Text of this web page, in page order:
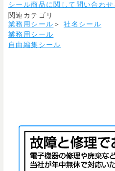
シール商品に関して問い合わ
関連カテゴリ
業務用シール ＞
社名シール
業務用シール
自由編集シール